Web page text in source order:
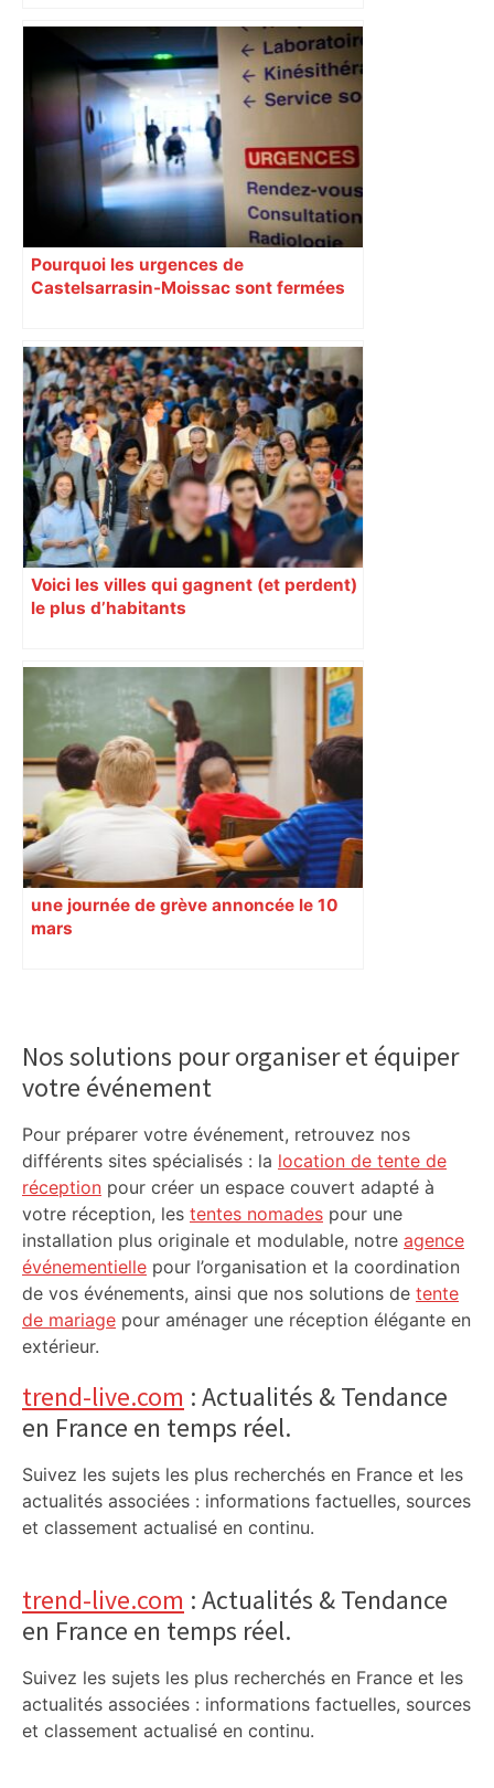
Pourquoi les urgences de
Castelsarrasin-Moissac sont fermées
Voici les villes qui gagnent (et perdent)
le plus d’habitants
une journée de grève annoncée le 10
mars
Sidebar
Nos solutions pour organiser et équiper
votre événement
Pour préparer votre événement, retrouvez nos
différents sites spécialisés : la location de tente de
réception pour créer un espace couvert adapté à
votre réception, les tentes nomades pour une
installation plus originale et modulable, notre agence
événementielle pour l’organisation et la coordination
de vos événements, ainsi que nos solutions de tente
de mariage pour aménager une réception élégante en
extérieur.
trend-live.com : Actualités & Tendance
en France en temps réel.
Suivez les sujets les plus recherchés en France et les
actualités associées : informations factuelles, sources
et classement actualisé en continu.
trend-live.com : Actualités & Tendance
en France en temps réel.
Suivez les sujets les plus recherchés en France et les
actualités associées : informations factuelles, sources
et classement actualisé en continu.